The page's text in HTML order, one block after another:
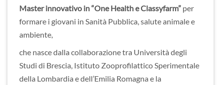
Master innovativo in “One Health e Classyfarm” per
formare i giovani in Sanità Pubblica, salute animale e
ambiente,
che nasce dalla collaborazione tra Università degli
Studi di Brescia, Istituto Zooprofilattico Sperimentale
della Lombardia e dell’Emilia Romagna e la